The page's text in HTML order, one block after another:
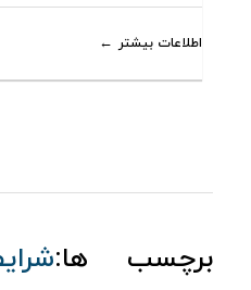
اطلاعات بیشتر
برچسب ها: